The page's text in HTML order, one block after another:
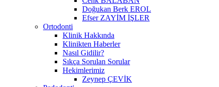
Doğukan Berk EROL
Efser ZAYİM İŞLER
Ortodonti
Klinik Hakkında
Klinikten Haberler
Nasıl Gidilir?
Sıkça Sorulan Sorular
Hekimlerimiz
Zeynep ÇEVİK